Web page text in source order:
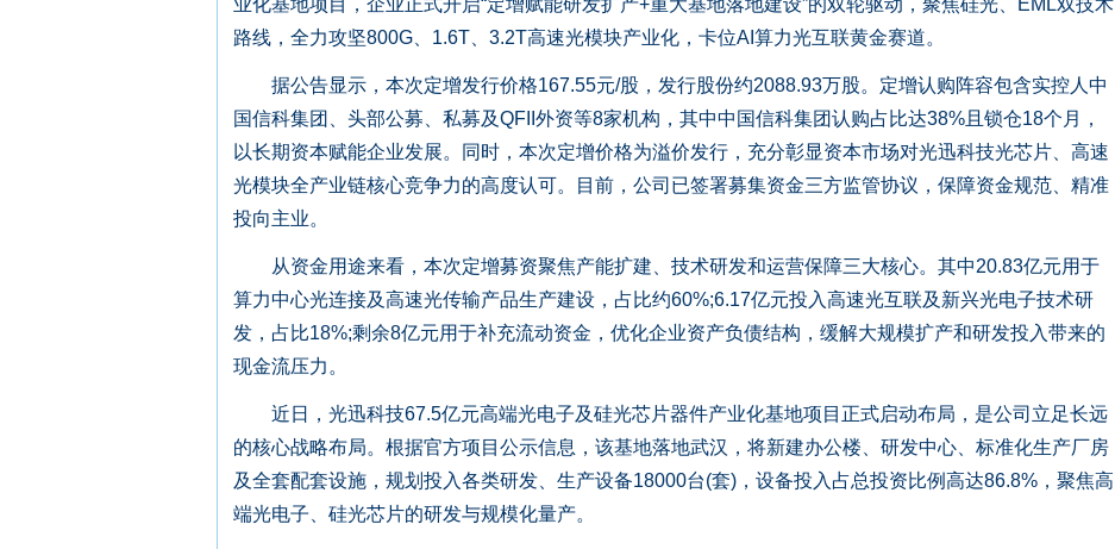
业化基地项目，企业正式开启“定增赋能研发扩产+重大基地落地建设”的双轮驱动，聚焦硅光、EML双技术
路线，全力攻坚800G、1.6T、3.2T高速光模块产业化，卡位AI算力光互联黄金赛道。
据公告显示，本次定增发行价格167.55元/股，发行股份约2088.93万股。定增认购阵容包含实控人中
国信科集团、头部公募、私募及QFII外资等8家机构，其中中国信科集团认购占比达38%且锁仓18个月，
以长期资本赋能企业发展。同时，本次定增价格为溢价发行，充分彰显资本市场对光迅科技光芯片、高速
光模块全产业链核心竞争力的高度认可。目前，公司已签署募集资金三方监管协议，保障资金规范、精准
投向主业。
从资金用途来看，本次定增募资聚焦产能扩建、技术研发和运营保障三大核心。其中20.83亿元用于
算力中心光连接及高速光传输产品生产建设，占比约60%;6.17亿元投入高速光互联及新兴光电子技术研
发，占比18%;剩余8亿元用于补充流动资金，优化企业资产负债结构，缓解大规模扩产和研发投入带来的
现金流压力。
近日，光迅科技67.5亿元高端光电子及硅光芯片器件产业化基地项目正式启动布局，是公司立足长远
的核心战略布局。根据官方项目公示信息，该基地落地武汉，将新建办公楼、研发中心、标准化生产厂房
及全套配套设施，规划投入各类研发、生产设备18000台(套)，设备投入占总投资比例高达86.8%，聚焦高
端光电子、硅光芯片的研发与规模化量产。